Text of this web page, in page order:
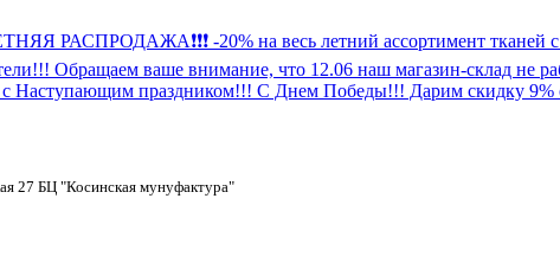
РАСПРОДАЖА❗️❗️❗️ -20% на весь летний ассортимент тканей
Обращаем ваше внимание, что 12.06 наш магазин-склад не
с Наступающим праздником!!! С Днем Победы!!! Дарим скидку 9%
27 БЦ "Косинская мунуфактура"